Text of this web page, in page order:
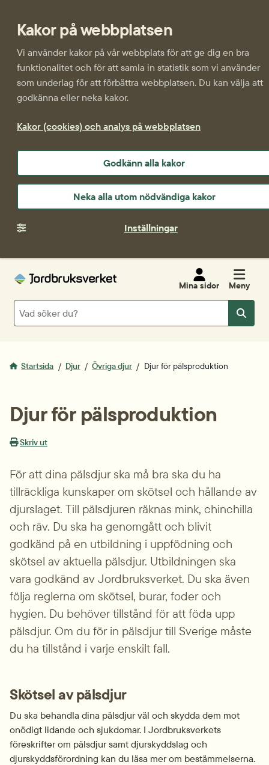
Kakor på webbplatsen
Vi använder kakor på vår webbplats för att ge dig en bra
funktionalitet och för att samla in statistik som vi använder
som underlag för att förbättra webbplatsen. Du kan välja att
godkänna eller neka kakor.
Kakor (cookies) och analys på webbplatsen
Godkänn alla kakor
Neka alla utom nödvändiga kakor
Inställningar
Mina sidor Meny
Sök
Sök
Startsida Djur Övriga djur Djur för pälsproduktion
Djur för pälsproduktion
Skriv ut
För att dina pälsdjur ska må bra ska du ha
tillräckliga kunskaper om skötsel och hållande av
djurslaget. Till pälsdjuren räknas mink, chinchilla
och räv. Du ska ha genomgått och blivit
godkänd på en utbildning i uppfödning och
skötsel av aktuella pälsdjur. Utbildningen ska
vara godkänd av Jordbruksverket. Du ska även
följa reglerna om skötsel, burar, foder och
hygien. Du behöver tillstånd för att föda upp
pälsdjur. Om du för in pälsdjur till Sverige måste
du ha tillstånd i varje enskilt fall.
Skötsel av pälsdjur
Du ska behandla dina pälsdjur väl och skydda dem mot
onödigt lidande och sjukdomar. I Jordbruksverkets
föreskrifter om pälsdjur samt djurskyddslag och
djurskyddsförordning kan du läsa mer om bestämmelserna.